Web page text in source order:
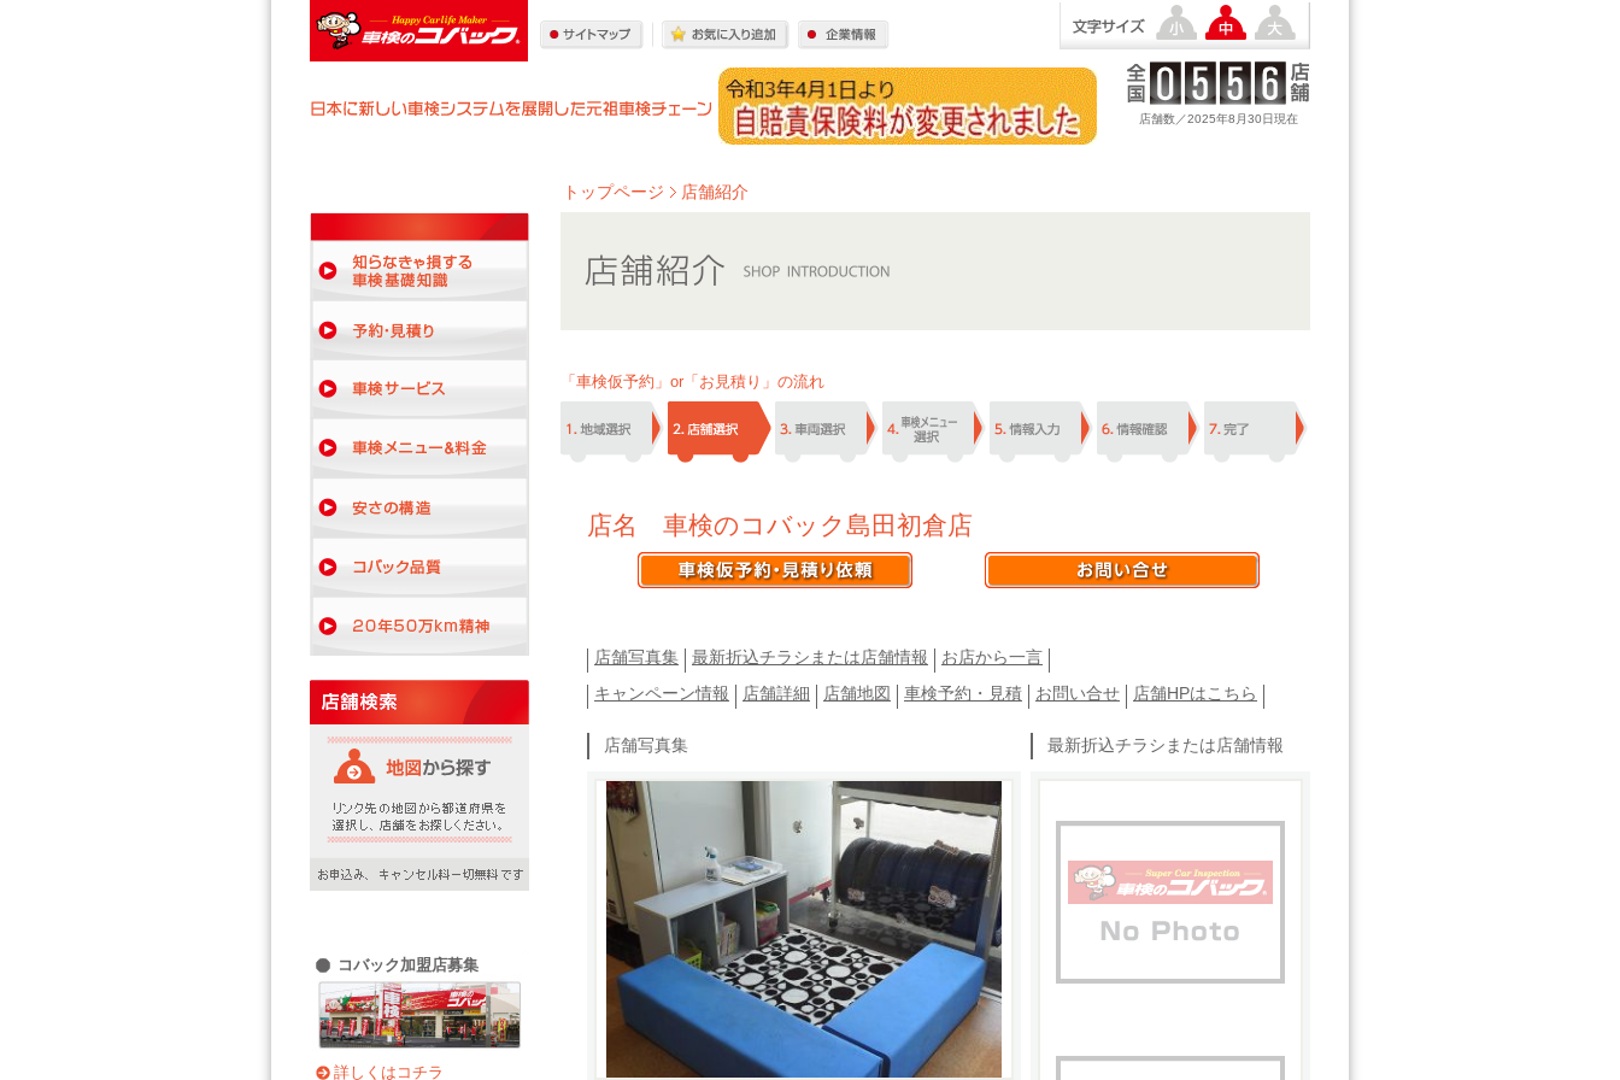
店舗数／2025年8月30日現在
トップページ 店舗紹介
「車検仮予約」or「お見積り」の流れ
店名 車検のコバック島田初倉店
店舗写真集 最新折込チラシまたは店舗情報
お店から一言
キャンペーン情報
店舗詳細 店舗地図 車検予約・見積 お問い合せ 店舗HPはこちら
店舗写真集 最新折込チラシまたは店舗情報
コバック加盟店募集
詳しくはコチラ